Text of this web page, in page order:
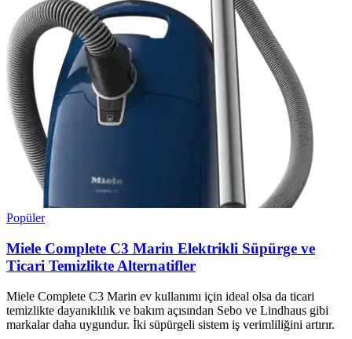
Popüler
Miele Complete C3 Marin Elektrikli Süpürge ve
Ticari Temizlikte Alternatifler
Miele Complete C3 Marin ev kullanımı için ideal olsa da ticari
temizlikte dayanıklılık ve bakım açısından Sebo ve Lindhaus gibi
markalar daha uygundur. İki süpürgeli sistem iş verimliliğini artırır.